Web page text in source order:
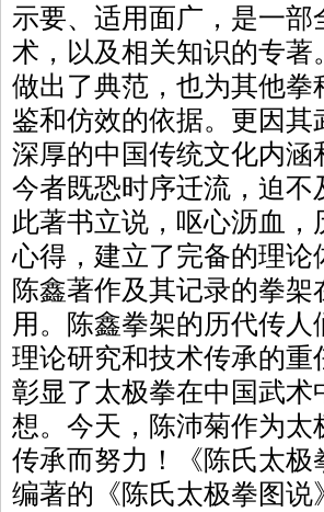
示要、适用面广，是一
术，以及相关知识的专
做出了典范，也为其他
鉴和仿效的依据。更因
深厚的中国传统文化内
今者既恐时序迁流，迫
此著书立说，呕心沥血
心得，建立了完备的理
陈鑫著作及其记录的拳
用。陈鑫拳架的历代传
理论研究和技术传承的
彰显了太极拳在中国武
想。今天，陈沛菊作为
传承而努力！《陈氏太
编著的《陈氏太极拳图